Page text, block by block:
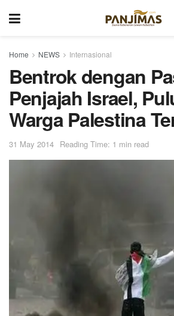
Home NEWS Internasional
Bentrok dengan
Penjajah Israel,
Warga Palestina
31 May 2014 Reading Time: 1 min read